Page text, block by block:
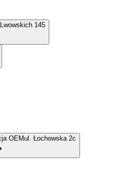
145
OEMul. Łochowska 2c